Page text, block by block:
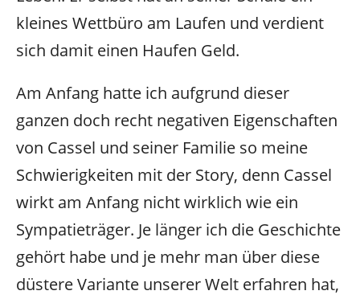
kleines Wettbüro am Laufen und verdient
sich damit einen Haufen Geld.
Am Anfang hatte ich aufgrund dieser
ganzen doch recht negativen Eigenschaften
von Cassel und seiner Familie so meine
Schwierigkeiten mit der Story, denn Cassel
wirkt am Anfang nicht wirklich wie ein
Sympatieträger. Je länger ich die Geschichte
gehört habe und je mehr man über diese
düstere Variante unserer Welt erfahren hat,